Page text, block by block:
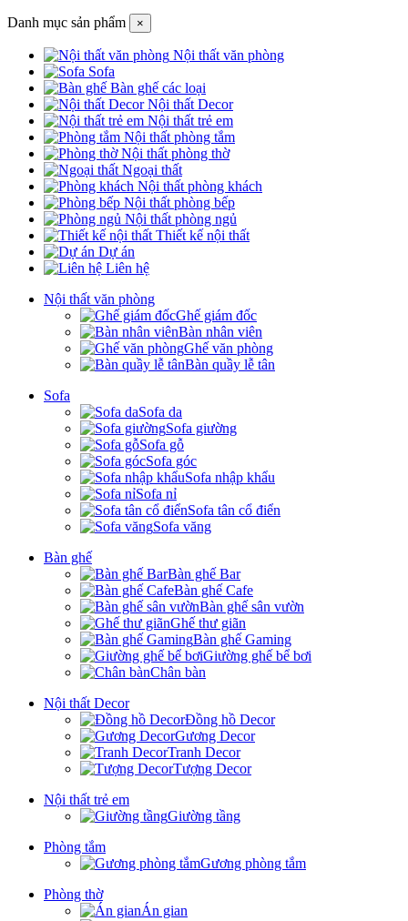
Danh mục sản phẩm ×
Nội thất văn phòng
Sofa
Bàn ghế các loại
Nội thất Decor
Nội thất trẻ em
Nội thất phòng tắm
Nội thất phòng thờ
Ngoại thất
Nội thất phòng khách
Nội thất phòng bếp
Nội thất phòng ngủ
Thiết kế nội thất
Dự án
Liên hệ
Nội thất văn phòng
Ghế giám đốc
Bàn nhân viên
Ghế văn phòng
Bàn quầy lễ tân
Sofa
Sofa da
Sofa giường
Sofa gỗ
Sofa góc
Sofa nhập khẩu
Sofa nỉ
Sofa tân cổ điển
Sofa văng
Bàn ghế
Bàn ghế Bar
Bàn ghế Cafe
Bàn ghế sân vườn
Ghế thư giãn
Bàn ghế Gaming
Giường ghế bể bơi
Chân bàn
Nội thất Decor
Đồng hồ Decor
Gương Decor
Tranh Decor
Tượng Decor
Nội thất trẻ em
Giường tầng
Phòng tắm
Gương phòng tắm
Phòng thờ
Án gian